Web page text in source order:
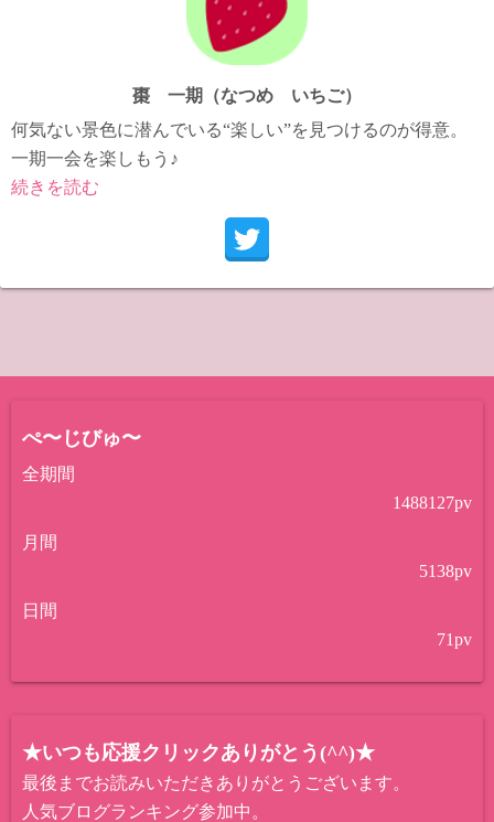
棗 一期（なつめ いちご）
何気ない景色に潜んでいる“楽しい”を見つけるのが得意。
一期一会を楽しもう♪
続きを読む
ぺ〜じびゅ〜
全期間
1488127pv
月間
5138pv
日間
71pv
★いつも応援クリックありがとう(^^)★
最後までお読みいただきありがとうございます。
人気ブログランキング参加中。